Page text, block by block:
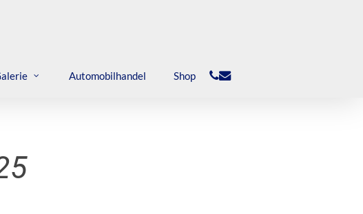
Automobilhandel Shop phone
email